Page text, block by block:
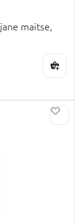
maitse,